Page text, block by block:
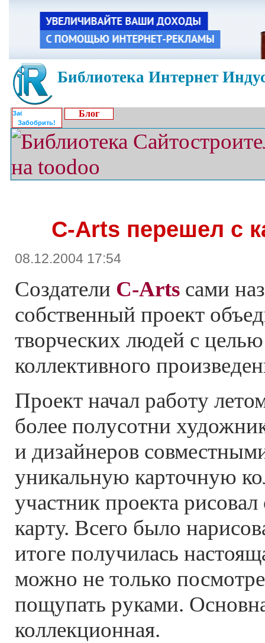
Библиотека Интернет
Забобрить!
Блог
C-Arts перешел с
08.12.2004 17:54
Создатели C-Arts сами
собственный проект
творческих людей с
коллективного
Проект начал работу
более полусотни
и дизайнеров
уникальную карточную
участник проекта
карту. Всего было
итоге получилась
можно не только
пощупать руками.
коллекционная.